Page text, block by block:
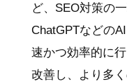
ど、SEO対策の
ChatGPTなどの
速かつ効率的に
改善し、より多